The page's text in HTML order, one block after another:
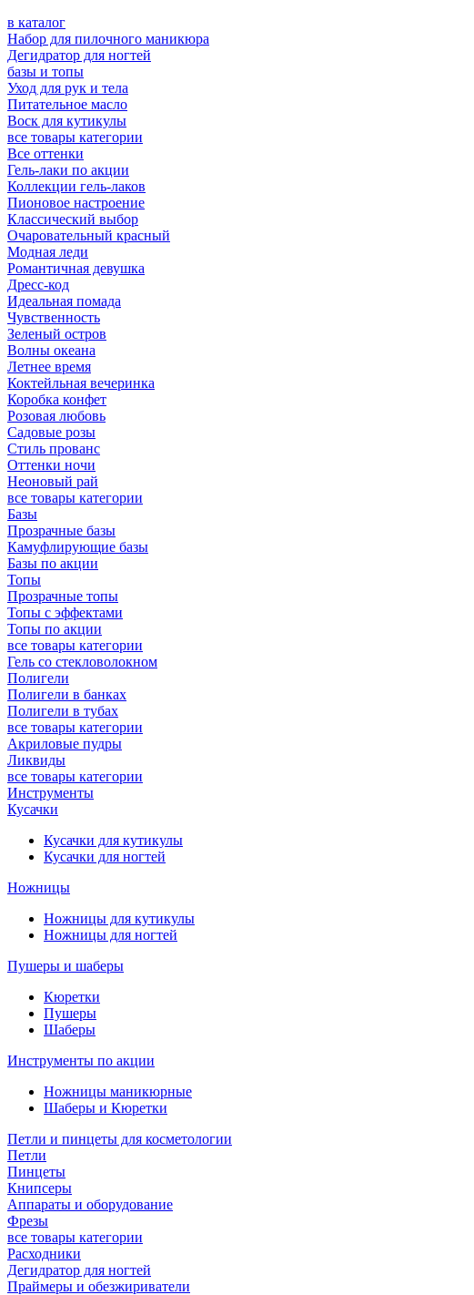
в каталог
Набор для пилочного маникюра
Дегидратор для ногтей
базы и топы
Уход для рук и тела
Питательное масло
Воск для кутикулы
все товары категории
Все оттенки
Гель-лаки по акции
Коллекции гель-лаков
Пионовое настроение
Классический выбор
Очаровательный красный
Модная леди
Романтичная девушка
Дресс-код
Идеальная помада
Чувственность
Зеленый остров
Волны океана
Летнее время
Коктейльная вечеринка
Коробка конфет
Розовая любовь
Садовые розы
Стиль прованс
Оттенки ночи
Неоновый рай
все товары категории
Базы
Прозрачные базы
Камуфлирующие базы
Базы по акции
Топы
Прозрачные топы
Топы с эффектами
Топы по акции
все товары категории
Гель со стекловолокном
Полигели
Полигели в банках
Полигели в тубах
все товары категории
Акриловые пудры
Ликвиды
все товары категории
Инструменты
Кусачки
Кусачки для кутикулы
Кусачки для ногтей
Ножницы
Ножницы для кутикулы
Ножницы для ногтей
Пушеры и шаберы
Кюретки
Пушеры
Шаберы
Инструменты по акции
Ножницы маникюрные
Шаберы и Кюретки
Петли и пинцеты для косметологии
Петли
Пинцеты
Книпсеры
Аппараты и оборудование
Фрезы
все товары категории
Расходники
Дегидратор для ногтей
Праймеры и обезжириватели